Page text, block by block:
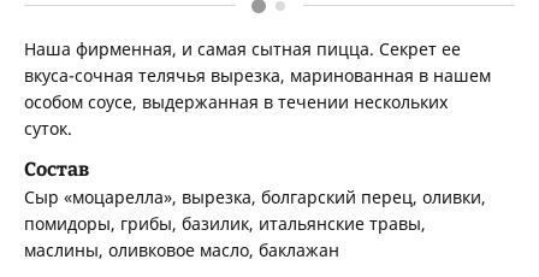
Наша фирменная, и самая сытная пицца. Секрет ее
вкуса-сочная телячья вырезка, маринованная в нашем
особом соусе, выдержанная в течении нескольких
суток.
Состав
Сыр «моцарелла», вырезка, болгарский перец, оливки,
помидоры, грибы, базилик, итальянские травы,
маслины, оливковое масло, баклажан